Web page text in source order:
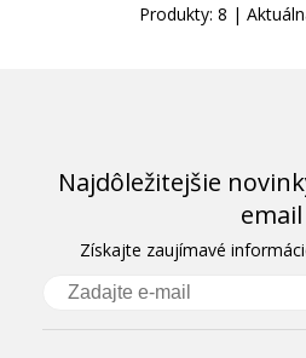
Produkty: 8 |
Najdôležitejšie
email
Získajte zaujímavé